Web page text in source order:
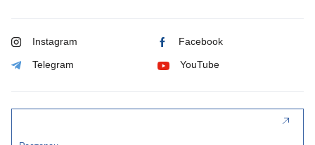
Instagram Facebook
Telegram YouTube